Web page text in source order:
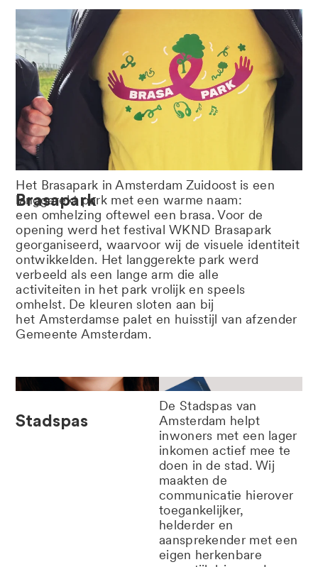
Brasapark
Het Brasapark in Amsterdam Zuidoost is een
langgerekt park met een warme naam:
een omhelzing ofteweleen brasa. Voor de
opening werd het festival WKND Brasapark
georganiseerd, waarvoor wij de visuele identiteit
ontwikkelden. Het langgerekte park werd
verbeeld als een langearm die alle
activiteiten in het park vrolijk en speels
omhelst. De kleuren sloten aan bij
het Amsterdamse palet en huisstijl van afzender
Gemeente Amsterdam.
Stadspas
De Stadspas van
Amsterdam helpt
inwoners met een lager
inkomen actief mee te
doen in de stad. Wij
maakten de
communicatie hierover
toegankelijker,
helderder en
aansprekender met een
eigen herkenbare